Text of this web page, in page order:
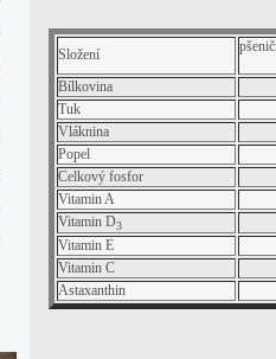
Složení
Bílkovina
Tuk
Vláknina
Popel
Celkový fosfor
Vitamin A
Vitamin D3
Vitamin E
Vitamin C
Astaxanthin